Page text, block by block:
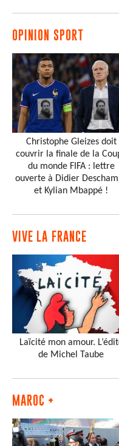
OPINION SPORT
Christophe Gleizes doit
couvrir la finale de la
du monde FIFA : lettre
ouverte à Didier
et Kylian Mbappé !
VIVE LA FRANCE
Laïcité mon amour.
de Michel Taube
MAROC +